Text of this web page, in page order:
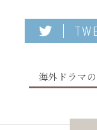
海外ドラマ